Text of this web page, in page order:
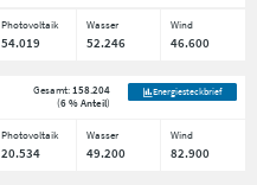
Photovoltaik Wasser Wind
54.019 52.246 46.600
Gesamt: 158.204
(6 % Anteil)
Energiesteckbrief
Photovoltaik Wasser Wind
20.534 49.200 82.900